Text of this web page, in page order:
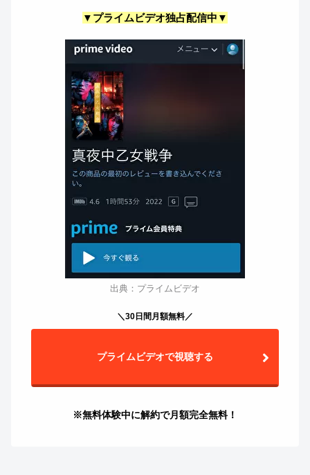
▼プライムビデオ独占配信中▼
出典：プライムビデオ
＼30日間月額無料／
プライムビデオで視聴する
※無料体験中に解約で月額完全無料！